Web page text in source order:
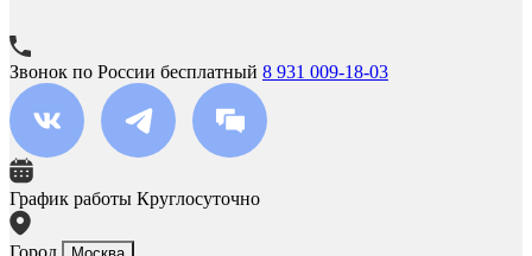
Звонок по России бесплатный 8 931 009-18-03
График работы Круглосуточно
Город